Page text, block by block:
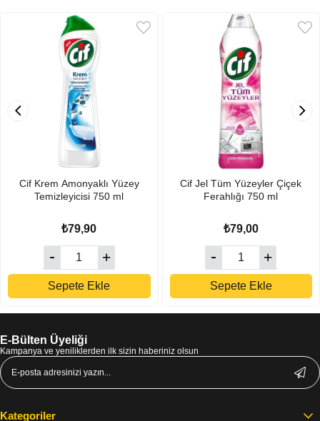
Cif Krem Amonyaklı Yüzey
Temizleyicisi 750 ml
₺79,90
Sepete Ekle
Cif Jel Tüm Yüzeyler Çiçek
Ferahlığı 750 ml
₺79,00
Sepete Ekle
E-Bülten Üyeliği
Kampanya ve yeniliklerden ilk sizin haberiniz olsun
Kategoriler